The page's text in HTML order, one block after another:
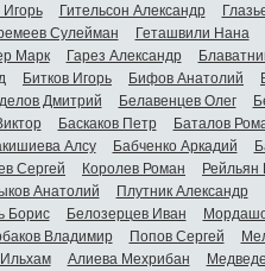
Игорь Гительсон Александр
Сулейман
Геташвили Нана
Марк Гарез Александр
Битков Игорь Бифов Анатолий
Дмитрий Белавенцев Олег
Баскаков Петр
Баталов
Алсу Бабченко Аркадий
Сергей Королев Роман
Анатолий Плутник Александр
Борис Белозерцев Иван
Владимир Попов Сергей
Алиева Мехрибан